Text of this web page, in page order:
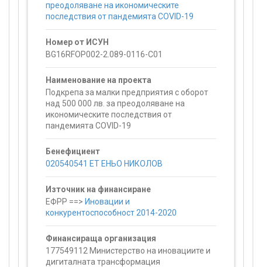
преодоляване на икономическите
последствия от пандемията COVID-19
Номер от ИСУН
BG16RFOP002-2.089-0116-C01
Наименование на проекта
Подкрепа за малки предприятия с оборот
над 500 000 лв. за преодоляване на
икономическите последствия от
пандемията COVID-19
Бенефициент
020540541 ЕТ ЕНЬО НИКОЛОВ
Източник на финансиране
ЕФРР ==> Иновации и
конкурентоспособност 2014-2020
Финансираща организация
177549112 Министерство на иновациите и
дигиталната трансформация